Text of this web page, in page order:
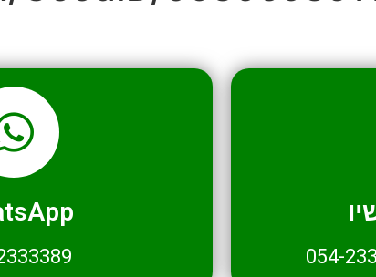
054-